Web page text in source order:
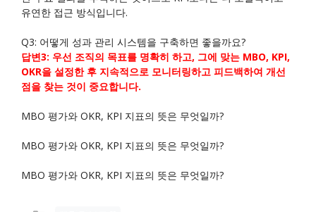
유연한 접근 방식입니다.
Q3: 어떻게 성과 관리 시스템을 구축하면 좋을까요?
답변3: 우선 조직의 목표를 명확히 하고, 그에 맞는 MBO, KPI,
OKR을 설정한 후 지속적으로 모니터링하고 피드백하여 개선
점을 찾는 것이 중요합니다.
MBO 평가와 OKR, KPI 지표의 뜻은 무엇일까?
MBO 평가와 OKR, KPI 지표의 뜻은 무엇일까?
MBO 평가와 OKR, KPI 지표의 뜻은 무엇일까?